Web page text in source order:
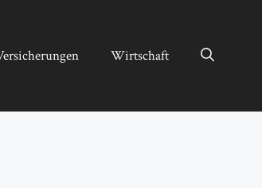
Wirtschaft